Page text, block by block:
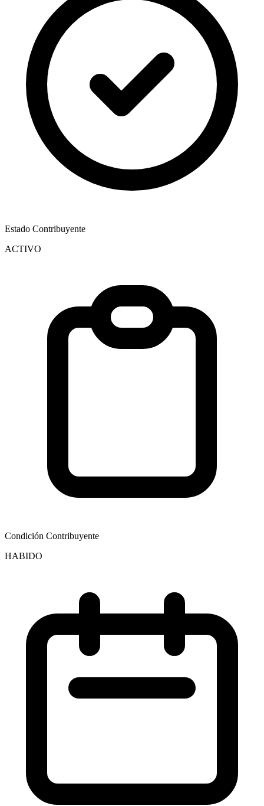
Estado Contribuyente
ACTIVO
Condición Contribuyente
HABIDO